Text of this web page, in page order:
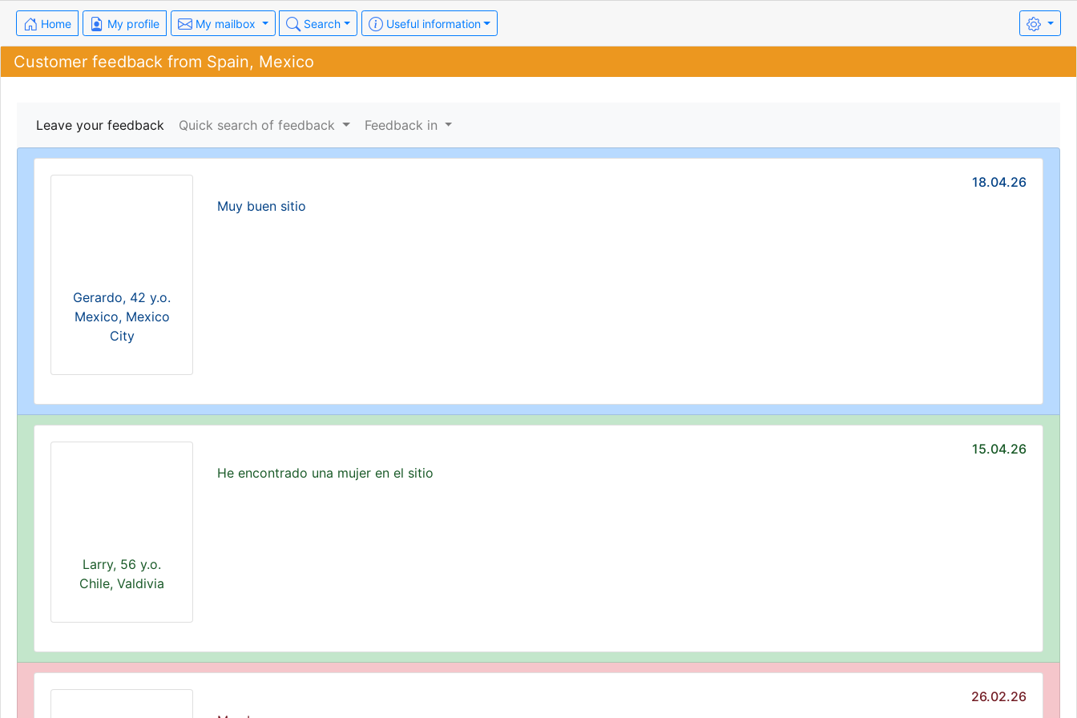
Home My profile My mailbox Search Useful information
Customer feedback from Spain, Mexico
Leave your feedback Quick search of feedback Feedback in
Gerardo, 42 y.o.
Mexico, Mexico
City
18.04.26
Muy buen sitio
Larry, 56 y.o.
Chile, Valdivia
15.04.26
He encontrado una mujer en el sitio
26.02.26